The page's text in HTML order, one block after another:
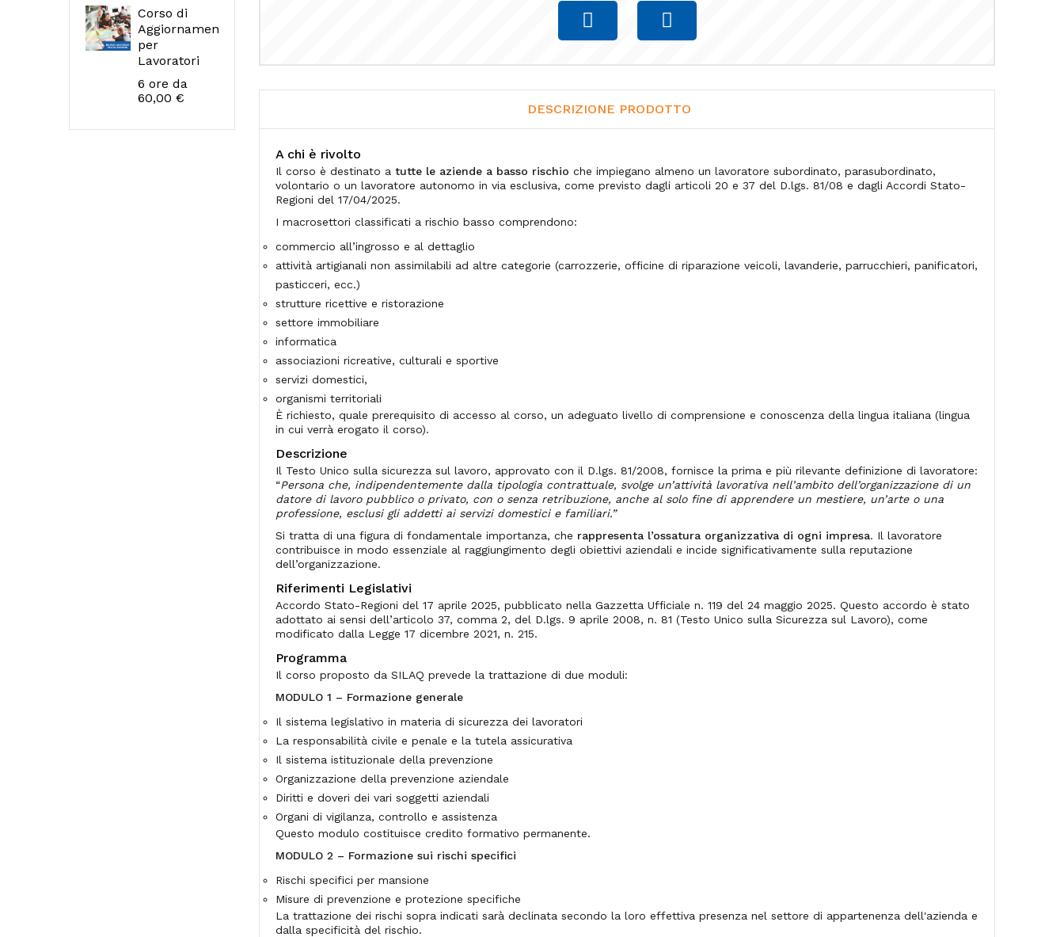
Corso di
Aggiornamento
per
Lavoratori
Prezzo
6 ore da
60,00 €
DESCRIZIONE PRODOTTO
A chi è rivolto
Il corso è destinato a tutte le aziende a basso rischio che impiegano almeno un lavoratore subordinato, parasubordinato,
volontario o un lavoratore autonomo in via esclusiva, come previsto dagli articoli 20 e 37 del D.lgs. 81/08 e dagli Accordi Stato-
Regioni del 17/04/2025.
I macrosettori classificati a rischio basso comprendono:
commercio all’ingrosso e al dettaglio
attività artigianali non assimilabili ad altre categorie (carrozzerie, officine di riparazione veicoli, lavanderie, parrucchieri, panificatori,
pasticceri, ecc.)
strutture ricettive e ristorazione
settore immobiliare
informatica
associazioni ricreative, culturali e sportive
servizi domestici,
organismi territoriali
È richiesto, quale prerequisito di accesso al corso, un adeguato livello di comprensione e conoscenza della lingua italiana (lingua
in cui verrà erogato il corso).
Descrizione
Il Testo Unico sulla sicurezza sul lavoro, approvato con il D.lgs. 81/2008, fornisce la prima e più rilevante definizione di lavoratore:
“Persona che, indipendentemente dalla tipologia contrattuale, svolge un’attività lavorativa nell’ambito dell’organizzazione di un
datore di lavoro pubblico o privato, con o senza retribuzione, anche al solo fine di apprendere un mestiere, un’arte o una
professione, esclusi gli addetti ai servizi domestici e familiari.”
Si tratta di una figura di fondamentale importanza, che rappresenta l’ossatura organizzativa di ogni impresa. Il lavoratore
contribuisce in modo essenziale al raggiungimento degli obiettivi aziendali e incide significativamente sulla reputazione
dell’organizzazione.
Riferimenti Legislativi
Accordo Stato-Regioni del 17 aprile 2025, pubblicato nella Gazzetta Ufficiale n. 119 del 24 maggio 2025. Questo accordo è stato
adottato ai sensi dell’articolo 37, comma 2, del D.lgs. 9 aprile 2008, n. 81 (Testo Unico sulla Sicurezza sul Lavoro), come
modificato dalla Legge 17 dicembre 2021, n. 215.
Programma
Il corso proposto da SILAQ prevede la trattazione di due moduli:
MODULO 1 – Formazione generale
Il sistema legislativo in materia di sicurezza dei lavoratori
La responsabilità civile e penale e la tutela assicurativa
Il sistema istituzionale della prevenzione
Organizzazione della prevenzione aziendale
Diritti e doveri dei vari soggetti aziendali
Organi di vigilanza, controllo e assistenza
Questo modulo costituisce credito formativo permanente.
MODULO 2 – Formazione sui rischi specifici
Rischi specifici per mansione
Misure di prevenzione e protezione specifiche
La trattazione dei rischi sopra indicati sarà declinata secondo la loro effettiva presenza nel settore di appartenenza dell'azienda e
dalla specificità del rischio.